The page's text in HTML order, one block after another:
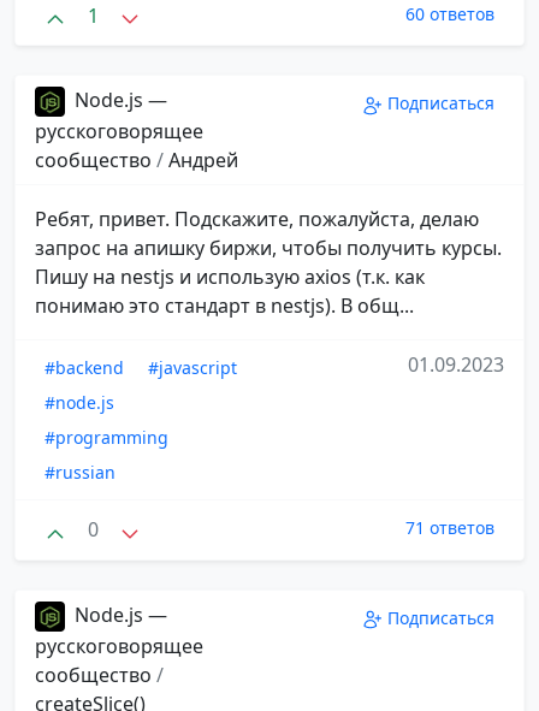
1 60 ответов
Node.js —
русскоговорящее
сообщество /Андрей
Подписаться
Ребят, привет. Подскажите, пожалуйста, делаю
запрос на апишку биржи, чтобы получить курсы.
Пишу на nestjs и использую axios (т.к. как
понимаю это стандарт в nestjs). В общ...
#backend
#javascript
#node.js
#programming
#russian
01.09.2023
0 71 ответов
Node.js —
русскоговорящее
сообщество /
createSlice()
Подписаться